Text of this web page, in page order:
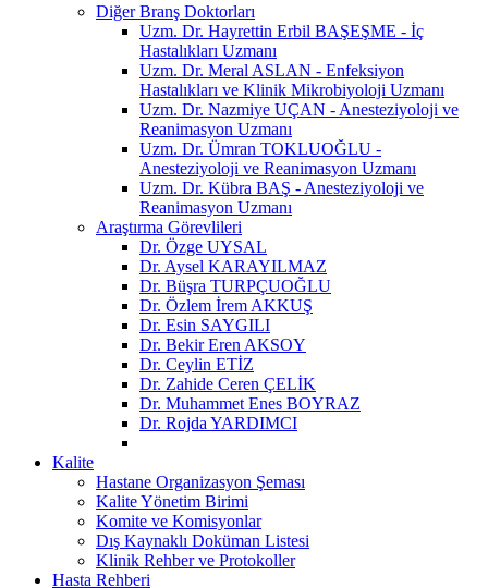
Diğer Branş Doktorları
Uzm. Dr. Hayrettin Erbil BAŞEŞME - İç
Hastalıkları Uzmanı
Uzm. Dr. Meral ASLAN - Enfeksiyon
Hastalıkları ve Klinik Mikrobiyoloji Uzmanı
Uzm. Dr. Nazmiye UÇAN - Anesteziyoloji ve
Reanimasyon Uzmanı
Uzm. Dr. Ümran TOKLUOĞLU -
Anesteziyoloji ve Reanimasyon Uzmanı
Uzm. Dr. Kübra BAŞ - Anesteziyoloji ve
Reanimasyon Uzmanı
Araştırma Görevlileri
Dr. Özge UYSAL
Dr. Aysel KARAYILMAZ
Dr. Büşra TURPÇUOĞLU
Dr. Özlem İrem AKKUŞ
Dr. Esin SAYGILI
Dr. Bekir Eren AKSOY
Dr. Ceylin ETİZ
Dr. Zahide Ceren ÇELİK
Dr. Muhammet Enes BOYRAZ
Dr. Rojda YARDIMCI
Kalite
Hastane Organizasyon Şeması
Kalite Yönetim Birimi
Komite ve Komisyonlar
Dış Kaynaklı Doküman Listesi
Klinik Rehber ve Protokoller
Hasta Rehberi